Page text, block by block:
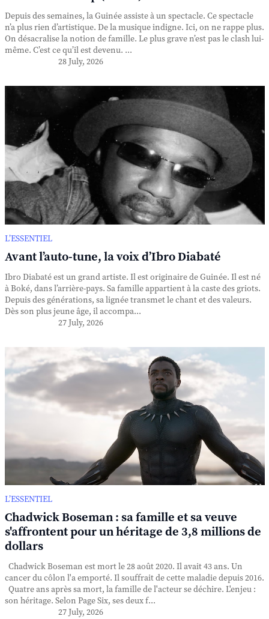
Depuis des semaines, la Guinée assiste à un spectacle. Ce spectacle
n’a plus rien d’artistique. De la musique indigne. Ici, on ne rappe plus.
On désacralise la notion de famille. Le plus grave n’est pas le clash lui-
même. C’est ce qu’il est devenu. ...
28 July, 2026
L’ESSENTIEL
Avant l’auto-tune, la voix d’Ibro Diabaté
Ibro Diabaté est un grand artiste. Il est originaire de Guinée. Il est né
à Boké, dans l’arrière-pays. Sa famille appartient à la caste des griots.
Depuis des générations, sa lignée transmet le chant et des valeurs.
Dès son plus jeune âge, il accompa...
27 July, 2026
L’ESSENTIEL
Chadwick Boseman : sa famille et sa veuve
s'affrontent pour un héritage de 3,8 millions de
dollars
Chadwick Boseman est mort le 28 août 2020. Il avait 43 ans. Un
cancer du côlon l'a emporté. Il souffrait de cette maladie depuis 2016.
Quatre ans après sa mort, la famille de l'acteur se déchire. L'enjeu :
son héritage. Selon Page Six, ses deux f...
27 July, 2026